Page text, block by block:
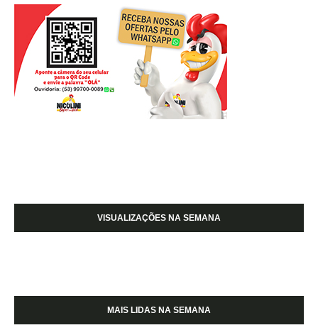
VISUALIZAÇÕES NA SEMANA
MAIS LIDAS NA SEMANA